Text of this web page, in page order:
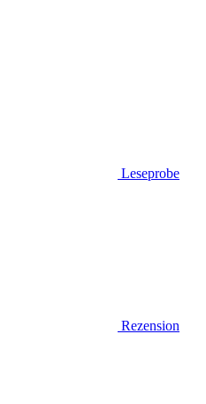
Leseprobe
Rezension